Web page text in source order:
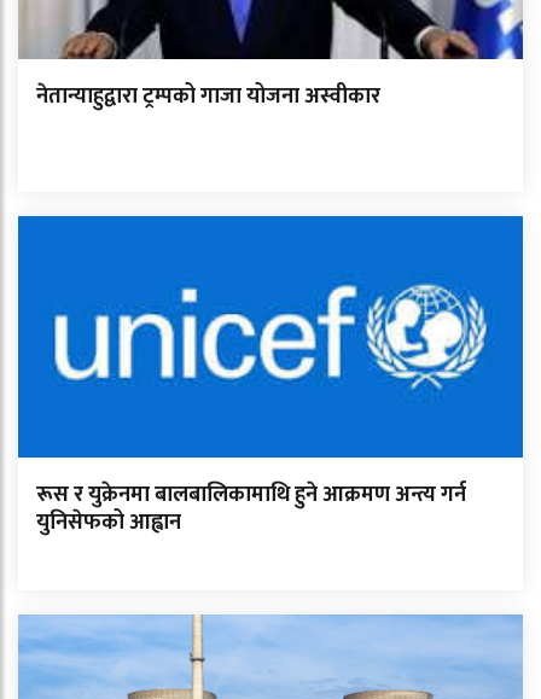
नेतान्याहुद्वारा ट्रम्पको गाजा योजना अस्वीकार
रूस र युक्रेनमा बालबालिकामाथि हुने आक्रमण अन्त्य गर्न
युनिसेफको आह्वान